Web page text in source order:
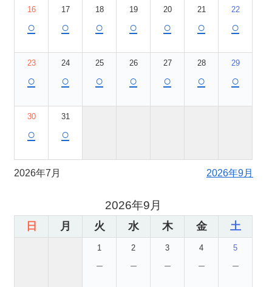
16
○
17
○
18
○
19
○
20
○
21
○
22
○
23
○
24
○
25
○
26
○
27
○
28
○
29
○
30
○
31
○
2026年7月 2026年9月
2026年9月
日 月 火 水 木 金 土
1
－
2
－
3
－
4
－
5
－